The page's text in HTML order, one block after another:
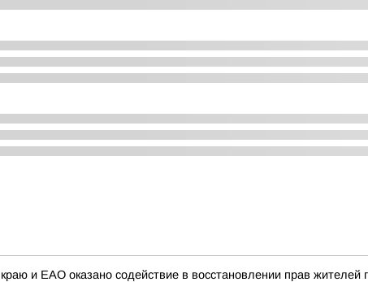
и ЕАО оказано содействие в восстановлении прав жителей